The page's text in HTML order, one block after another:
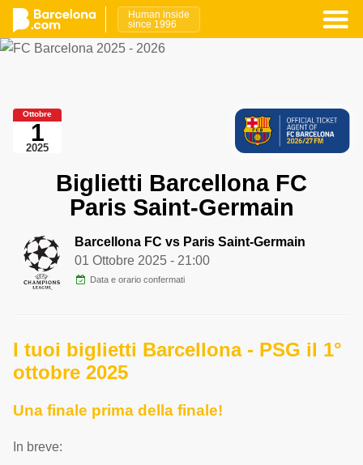
Human inside
since 1996
Ottobre
1
2025
Biglietti Barcellona FC
Paris Saint-Germain
Barcellona FC vs Paris Saint-Germain
01 Ottobre 2025 - 21:00
Data e orario confermati
I tuoi biglietti Barcellona - PSG il 1°
ottobre 2025
Una finale prima della finale!
In breve: